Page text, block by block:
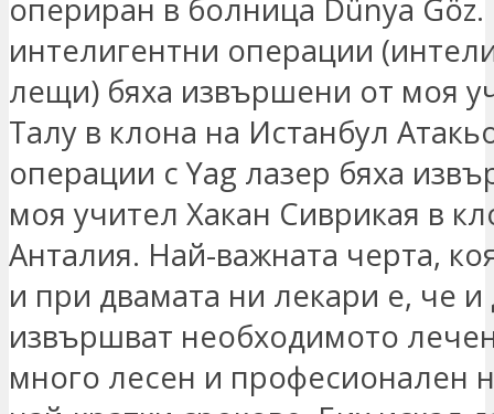
опериран в болница Dünya
интелигентни операции
лещи) бяха извършени от моя
Талу в клона на Истанбул
операции с Yag лазер бяха
моя учител Хакан Сиврикая в
Анталия. Най-важната черта,
и при двамата ни лекари е, че и
извършват необходимото
много лесен и професионален